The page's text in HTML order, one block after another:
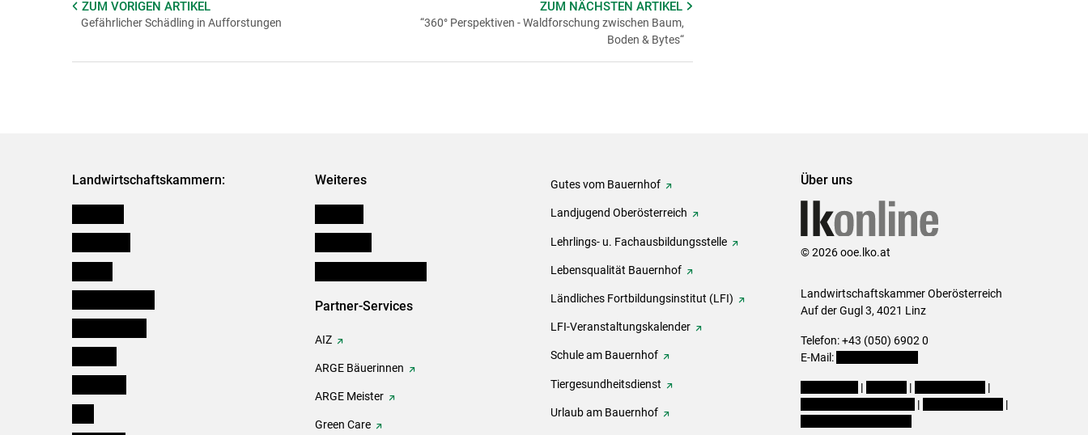
ZUM VORIGEN ARTIKEL
Gefährlicher Schädling in Aufforstungen
ZUM NÄCHSTENARTIKEL
“360° Perspektiven - Waldforschung zwischen Baum,
Boden & Bytes“
Landwirtschaftskammern: Weiteres
Partner-Services
AIZ
ARGE Bäuerinnen
ARGE Meister
Green Care
Gutes vom Bauernhof
Landjugend Oberösterreich
Lehrlings- u. Fachausbildungsstelle
Lebensqualität Bauernhof
Ländliches Fortbildungsinstitut (LFI)
LFI-Veranstaltungskalender
Schule am Bauernhof
Tiergesundheitsdienst
Urlaub am Bauernhof
Über uns
© 2026 ooe.lko.at
Landwirtschaftskammer Oberösterreich
Auf der Gugl 3, 4021 Linz
Telefon: +43 (050) 6902 0
E-Mail:
| |
|
|
|